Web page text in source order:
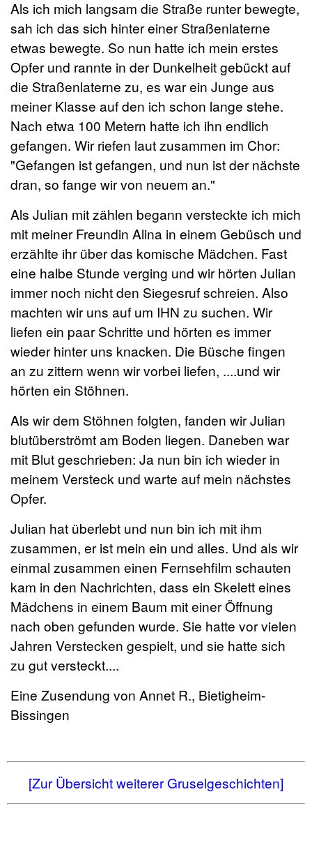
Als ich mich langsam die Straße runter bewegte,
sah ich das sich hinter einer Straßenlaterne
etwas bewegte. So nun hatte ich mein erstes
Opfer und rannte in der Dunkelheit gebückt auf
die Straßenlaterne zu, es war ein Junge aus
meiner Klasse auf den ich schon lange stehe.
Nach etwa 100 Metern hatte ich ihn endlich
gefangen. Wir riefen laut zusammen im Chor:
"Gefangen ist gefangen, und nun ist der nächste
dran, so fange wir von neuem an."
Als Julian mit zählen begann versteckte ich mich
mit meiner Freundin Alina in einem Gebüsch und
erzählte ihr über das komische Mädchen. Fast
eine halbe Stunde verging und wir hörten Julian
immer noch nicht den Siegesruf schreien. Also
machten wir uns auf um IHN zu suchen. Wir
liefen ein paar Schritte und hörten es immer
wieder hinter uns knacken. Die Büsche fingen
an zu zittern wenn wir vorbei liefen, ....und wir
hörten ein Stöhnen.
Als wir dem Stöhnen folgten, fanden wir Julian
blutüberströmt am Boden liegen. Daneben war
mit Blut geschrieben: Ja nun bin ich wieder in
meinem Versteck und warte auf mein nächstes
Opfer.
Julian hat überlebt und nun bin ich mit ihm
zusammen, er ist mein ein und alles. Und als wir
einmal zusammen einen Fernsehfilm schauten
kam in den Nachrichten, dass ein Skelett eines
Mädchens in einem Baum mit einer Öffnung
nach oben gefunden wurde. Sie hatte vor vielen
Jahren Verstecken gespielt, und sie hatte sich
zu gut versteckt....
Eine Zusendung von Annet R., Bietigheim-
Bissingen
[Zur Übersicht weiterer Gruselgeschichten]